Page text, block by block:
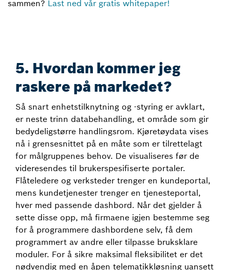
sammen? Last ned vår gratis whitepaper!
5. Hvordan kommer jeg
raskere på markedet?
Så snart enhetstilknytning og -styring er avklart,
er neste trinn databehandling, et område som gir
bedydeligstørre handlingsrom. Kjøretøydata vises
nå i grensesnittet på en måte som er tilrettelagt
for målgruppenes behov. De visualiseres før de
videresendes til brukerspesifiserte portaler.
Flåteledere og verksteder trenger en kundeportal,
mens kundetjenester trenger en tjenesteportal,
hver med passende dashbord. Når det gjelder å
sette disse opp, må firmaene igjen bestemme seg
for å programmere dashbordene selv, få dem
programmert av andre eller tilpasse bruksklare
moduler. For å sikre maksimal fleksibilitet er det
nødvendig med en åpen telematikkløsning uansett